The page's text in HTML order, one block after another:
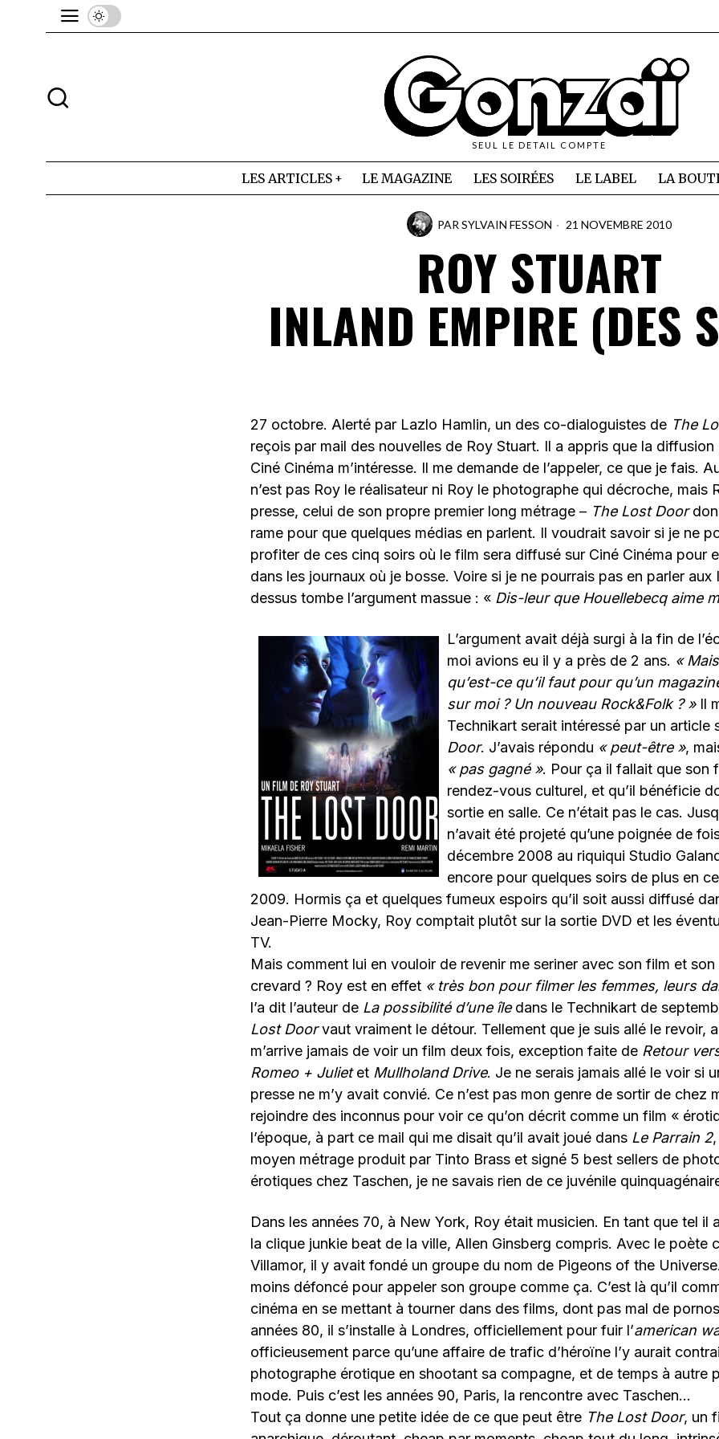
SEUL LE DETAIL COMPTE
LES ARTICLES LE MAGAZINE LES SOIRÉES LE LABEL LA
PAR SYLVAIN FESSON 21 NOVEMBRE 2010
ROY STUART
INLAND EMPIRE (DES
27 octobre. Alerté par Lazlo Hamlin, un des co-dialoguistes de The
reçois par mail des nouvelles de Roy Stuart. Il a appris que la
Ciné Cinéma m’intéresse. Il me demande de l’appeler, ce que je fais.
n’est pas Roy le réalisateur ni Roy le photographe qui décroche, mais
presse, celui de son propre premier long métrage – The Lost Door
rame pour que quelques médias en parlent. Il voudrait savoir si je ne
profiter de ces cinq soirs où le film sera diffusé sur Ciné Cinéma pour
dans les journaux où je bosse. Voire si je ne pourrais pas en parler
dessus tombe l’argument massue : « Dis-leur que Houellebecq aime
L’argument avait déjà surgi à la fin de
moi avions eu il y a près de 2 ans. «
qu’est-ce qu’il faut pour qu’un
sur moi ? Un nouveau Rock&Folk ? »Il
Technikart serait intéressé par un article
Door. J’avais répondu « peut-être »,
« pas gagné ». Pour ça il fallait que son
rendez-vous culturel, et qu’il bénéficie
sortie en salle. Ce n’était pas le cas.
n’avait été projeté qu’une poignée de
décembre 2008 au riquiqui Studio
encore pour quelques soirs de plus en
2009. Hormis ça et quelques fumeux espoirs qu’il soit aussi diffusé
Jean-Pierre Mocky, Roy comptait plutôt sur la sortie DVD et les
TV.
Mais comment lui en vouloir de revenir me seriner avec son film et
crevard ? Roy est en effet « très bon pour filmer les femmes, leurs
l’a dit l’auteur de La possibilité d’une îledans le Technikart de
Lost Doorvaut vraiment le détour. Tellement que je suis allé le revoir,
m’arrive jamais de voir un film deux fois, exception faite de Retour
Romeo + Julietet Mullholand Drive. Je ne serais jamais allé le voir si
presse ne m’y avait convié. Ce n’est pas mon genre de sortir de chez
rejoindre des inconnus pour voir ce qu’on décrit comme un film «
l’époque, à part ce mail qui me disait qu’il avait joué dans Le Parrain 2
moyen métrage produit par Tinto Brass et signé 5 best sellers de
érotiques chez Taschen, je ne savais rien de ce juvénile
Dans les années 70, à New York, Roy était musicien. En tant que tel il
la clique junkie beat de la ville, Allen Ginsberg compris. Avec le poète
Villamor, il y avait fondé un groupe du nom de Pigeons of the
moins défoncé pour appeler son groupe comme ça. C’est là qu’il
cinéma en se mettant à tourner dans des films, dont pas mal de
années 80, il s’installe à Londres, officiellement pour fuir l’american
officieusement parce qu’une affaire de trafic d’héroïne l’y aurait
photographe érotique en shootant sa compagne, et de temps à autre
mode. Puis c’est les années 90, Paris, la rencontre avec Taschen…
Tout ça donne une petite idée de ce que peut être The Lost Door, un